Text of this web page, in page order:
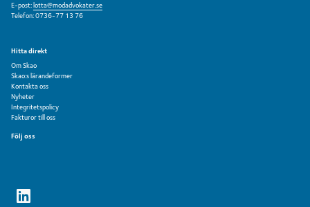
E-post: lotta@modadvokater.se
Telefon: 0736-77 13 76
Hitta direkt
Om Skao
Skao:s lärandeformer
Kontakta oss
Nyheter
Integritetspolicy
Fakturor till oss
Följ oss